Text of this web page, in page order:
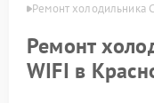
Ремонт холодильника
Ремонт
WIFI в